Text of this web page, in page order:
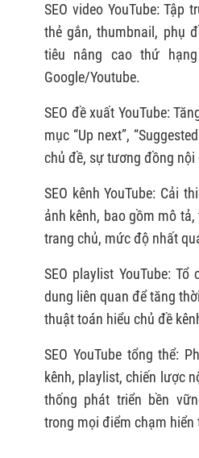
SEO video YouTube:
thẻ gắn, thumbnail, phụ
tiêu nâng cao thứ
Google/Youtube.
SEO đề xuất YouTube:
mục “Up next”,
chủ đề, sự tương đồng
SEO kênh YouTube: Cải
ảnh kênh, bao gồm mô
trang chủ, mức độ nhất
SEO playlist YouTube:
dung liên quan để tăng
thuật toán hiểu chủ đề
SEO YouTube tổng thể:
kênh, playlist, chiến lược
thống phát triển bền
trong mọi điểm chạm hiển